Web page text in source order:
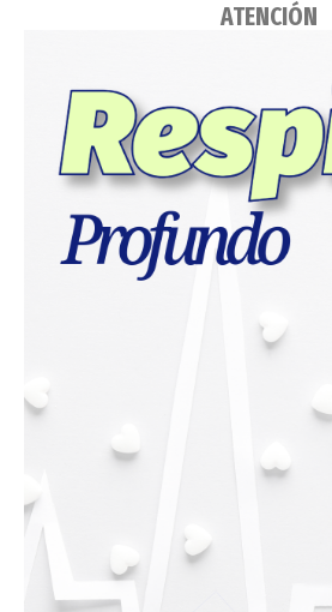
ATENCIÓN